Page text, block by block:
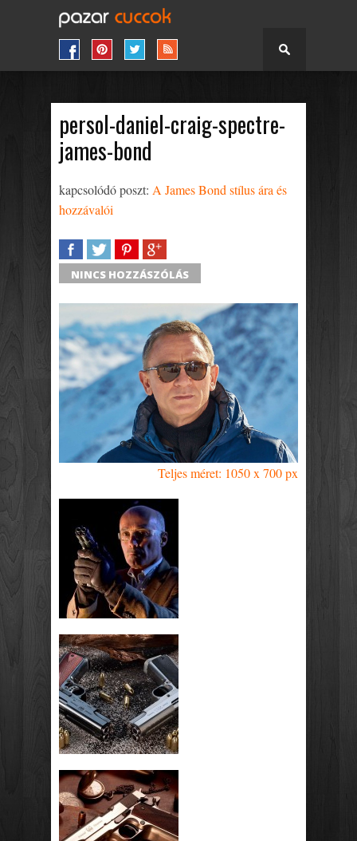
persol-daniel-craig-spectre-
james-bond
kapcsolódó poszt: A James Bond stílus ára és
hozzávalói
SHARETWEETSHARESHARE
NINCS HOZZÁSZÓLÁS
Teljes méret: 1050 x 700 px